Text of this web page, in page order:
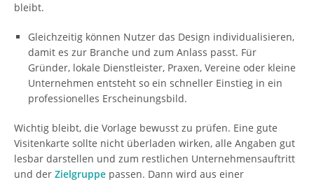
bleibt.
Gleichzeitig können Nutzer das Design individualisieren,
damit es zur Branche und zum Anlass passt. Für
Gründer, lokale Dienstleister, Praxen, Vereine oder kleine
Unternehmen entsteht so ein schneller Einstieg in ein
professionelles Erscheinungsbild.
Wichtig bleibt, die Vorlage bewusst zu prüfen. Eine gute
Visitenkarte sollte nicht überladen wirken, alle Angaben gut
lesbar darstellen und zum restlichen Unternehmensauftritt
und der Zielgruppe passen. Dann wird aus einer